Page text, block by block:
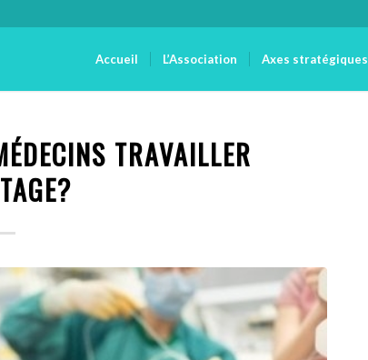
Accueil L’Association Axes stratégiques
TRAVAILLER